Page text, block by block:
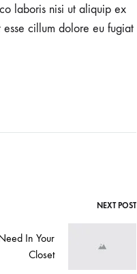
laboris nisi ut aliquip ex
cillum dolore eu fugiat
NEXT POST
In Your
Closet